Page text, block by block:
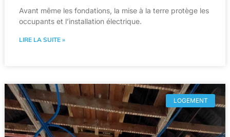
Avant même les fondations, la mise à la terre protège les
occupants et l’installation électrique.
LIRE LA SUITE »
LOGEMENT